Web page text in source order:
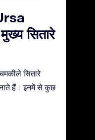
सितारे
सितारे
हैं। इनमें से कुछ